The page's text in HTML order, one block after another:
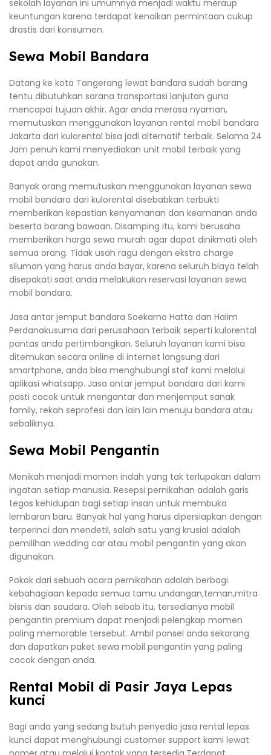
sekolah layanan ini umumnya menjadi waktu meraup
keuntungan karena terdapat kenaikan permintaan cukup
drastis dari konsumen.
Sewa Mobil Bandara
Datang ke kota Tangerang lewat bandara sudah barang
tentu dibutuhkan sarana transportasi lanjutan guna
mencapai tujuan akhir. Agar anda merasa nyaman,
memutuskan menggunakan layanan rental mobil bandara
Jakarta dari kulorental bisa jadi alternatif terbaik. Selama 24
Jam penuh kami menyediakan unit mobil terbaik yang
dapat anda gunakan.
Banyak orang memutuskan menggunakan layanan sewa
mobil bandara dari kulorental disebabkan terbukti
memberikan kepastian kenyamanan dan keamanan anda
beserta barang bawaan. Disamping itu, kami berusaha
memberikan harga sewa murah agar dapat dinikmati oleh
semua orang. Tidak usah ragu dengan ekstra charge
siluman yang harus anda bayar, karena seluruh biaya telah
disepakati saat anda melakukan reservasi layanan sewa
mobil bandara.
Jasa antar jemput bandara Soekarno Hatta dan Halim
Perdanakusuma dari perusahaan terbaik seperti kulorental
pantas anda pertimbangkan. Seluruh layanan kami bisa
ditemukan secara online di internet langsung dari
smartphone, anda bisa menghubungi staf kami melalui
aplikasi whatsapp. Jasa antar jemput bandara dari kami
pasti cocok untuk mengantar dan menjemput sanak
family, rekah seprofesi dan lain lain menuju bandara atau
sebaliknya.
Sewa Mobil Pengantin
Menikah menjadi momen indah yang tak terlupakan dalam
ingatan setiap manusia. Resepsi pernikahan adalah garis
tegas kehidupan bagi setiap insan untuk membuka
lembaran baru. Banyak hal yang harus dipersiapkan dengan
terperinci dan mendetil, salah satu yang krusial adalah
pemilihan wedding car atau mobil pengantin yang akan
digunakan.
Pokok dari sebuah acara pernikahan adalah berbagi
kebahagiaan kepada semua tamu undangan,teman,mitra
bisnis dan saudara. Oleh sebab itu, tersedianya mobil
pengantin premium dapat menjadi pelengkap momen
paling memorable tersebut. Ambil ponsel anda sekarang
dan dapatkan paket sewa mobil pengantin yang paling
cocok dengan anda.
Rental Mobil di Pasir Jaya Lepas
kunci
Bagi anda yang sedang butuh penyedia jasa rental lepas
kunci dapat menghubungi customer support kami lewat